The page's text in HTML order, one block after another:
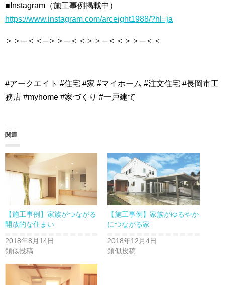
■Instagram（施工事例掲載中）
https://www.instagram.com/arceight1988/?hl=ja
＞＞─＜＜─＞＞─＜＜＞＞─＜＜＞＞─＜＜
#アークエイト #住宅 #家 #マイホーム #注文住宅 #長岡市工
務店 #myhome #家づくり #一戸建て
関連
【施工事例】家族がつながる
開放的な住まい
2018年8月14日
類似投稿
【施工事例】家族がゆるやか
につながる家
2018年12月4日
類似投稿